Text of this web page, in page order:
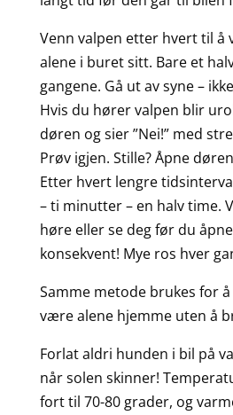
Venn valpen etter hvert til å
alene i buret sitt. Bare et
gangene. Gå ut av syne –
Hvis du hører valpen blir
døren og sier ”Nei!” med
Prøv igjen. Stille? Åpne
Etter hvert lengre
– ti minutter – en halv time.
høre eller se deg før du
konsekvent! Mye ros hver
Samme metode brukes for
være alene hjemme uten å
Forlat aldri hunden i bil på
når solen skinner!
fort til 70-80 grader, og